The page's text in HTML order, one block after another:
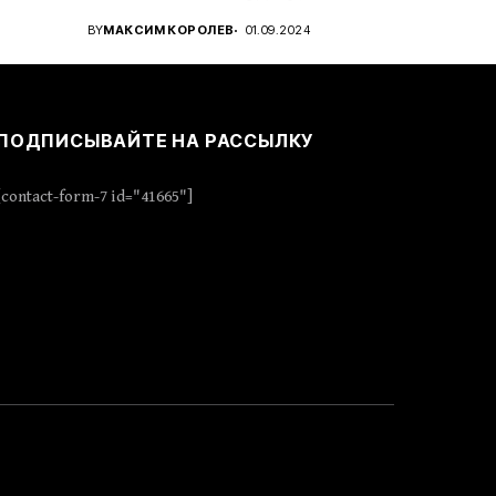
проявить стратегическое...
BYМАКСИМ КОРОЛЕВ 01.09.2024
НА РАССЫЛКУ
[contact-form-7 id="41665"]